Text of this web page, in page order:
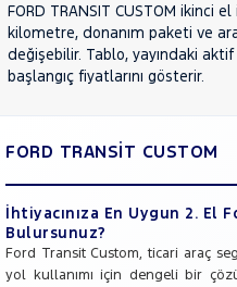
FORD TRANSIT CUSTOM ikinci
kilometre, donanım paketi ve
değişebilir. Tablo, yayındaki
başlangıç fiyatlarını gösterir.
FORD TRANSİT CUSTOM
İhtiyacınıza En Uygun 2. El
Bulursunuz?
Ford Transit Custom, ticari araç
yol kullanımı için dengeli bir